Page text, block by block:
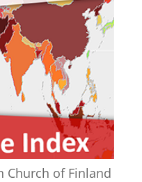
Church of Finland